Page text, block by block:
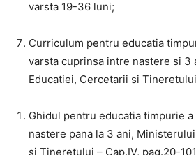
varsta 19-36 luni;
Curriculum pentru educatia
varsta cuprinsa intre nastere si 3
Educatiei, Cercetarii si
Ghidul pentru educatia timpurie
nastere pana la 3 ani,
si Tineretului – Cap.IV, pag.20-